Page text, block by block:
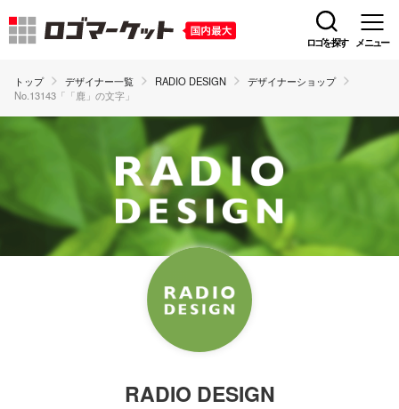
ロゴを探す メニュー
トップ デザイナー一覧 RADIO DESIGN
デザイナーショップ
No.13143「「鹿」の文字」
RADIO DESIGN